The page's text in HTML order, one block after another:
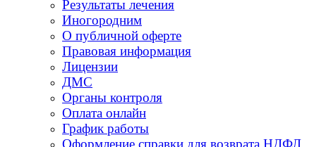
Результаты лечения
Иногородним
О публичной оферте
Правовая информация
Лицензии
ДМС
Органы контроля
Оплата онлайн
График работы
Оформление справки для возврата НДФЛ